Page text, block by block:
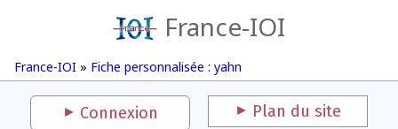
France-IOI
France-IOI » Fiche personnalisée : yahn
Connexion Plan du site